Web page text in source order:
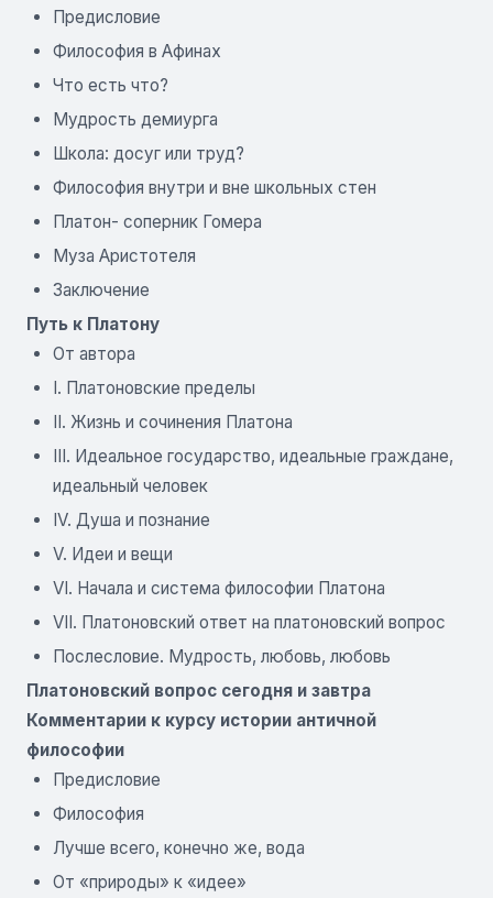
Предисловие
Философия в Афинах
Что есть что?
Мудрость демиурга
Школа: досуг или труд?
Философия внутри и вне школьных стен
Платон- соперник Гомера
Муза Аристотеля
Заключение
Путь к Платону
От автора
I. Платоновские пределы
II. Жизнь и сочинения Платона
III. Идеальное государство, идеальные граждане,
идеальный человек
IV. Душа и познание
V. Идеи и вещи
VI. Начала и система философии Платона
VII. Платоновский ответ на платоновский вопрос
Послесловие. Мудрость, любовь, любовь
Платоновский вопрос сегодня и завтра
Комментарии к курсу истории античной
философии
Предисловие
Философия
Лучше всего, конечно же, вода
От «природы» к «идее»